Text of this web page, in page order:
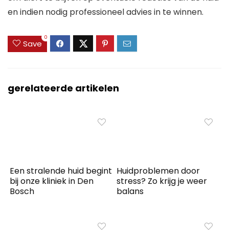
en indien nodig professioneel advies in te winnen.
Save
0
gerelateerde artikelen
Een stralende huid begint
bij onze kliniek in Den
Bosch
Huidproblemen door
stress? Zo krijg je weer
balans